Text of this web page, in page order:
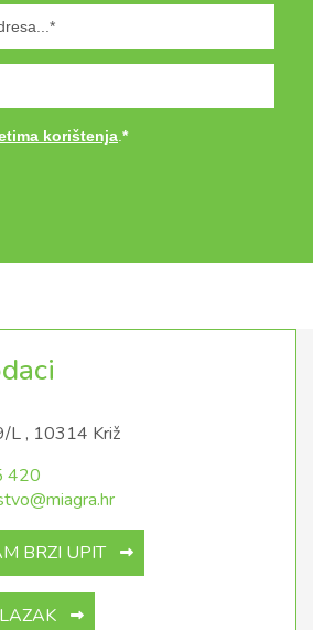
korištenja.
L , 10314 Križ
420
BRZI UPIT